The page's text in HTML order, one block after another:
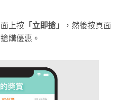
上按 「立即搶」
，然後按頁面
購優惠。